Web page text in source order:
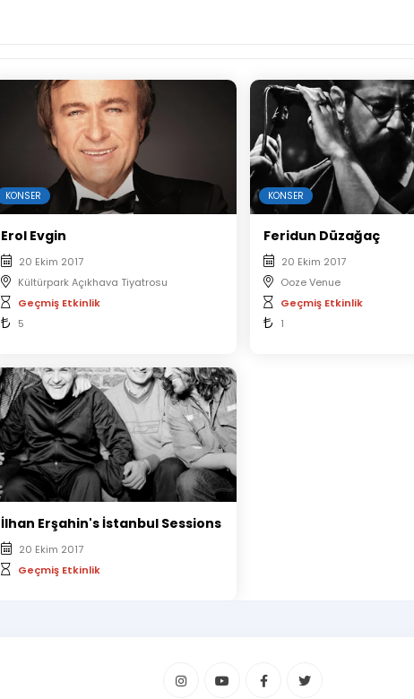
KONSER
Erol Evgin
20 Ekim 2017
Kültürpark Açıkhava Tiyatrosu
Geçmiş Etkinlik
5
KONSER
Feridun Düzağaç
20 Ekim 2017
Ooze Venue
Geçmiş Etkinlik
1
İlhan Erşahin's İstanbul Sessions
20 Ekim 2017
Geçmiş Etkinlik